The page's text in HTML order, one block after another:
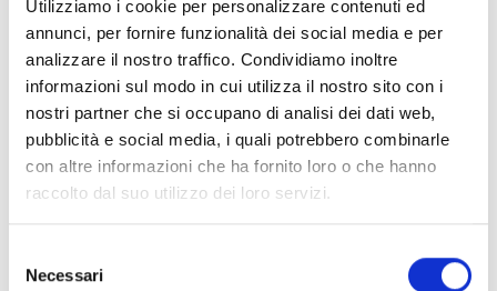
Utilizziamo i cookie per personalizzare contenuti ed
annunci, per fornire funzionalità dei social media e per
analizzare il nostro traffico. Condividiamo inoltre
informazioni sul modo in cui utilizza il nostro sito con i
nostri partner che si occupano di analisi dei dati web,
pubblicità e social media, i quali potrebbero combinarle
con altre informazioni che ha fornito loro o che hanno
raccolto dal suo utilizzo dei loro servizi.
delNecessari
Specifiche Tecniche
Marchio
Bartorelli Italian Jewels
Collezione
Bartorelli
Codice
417-Q295